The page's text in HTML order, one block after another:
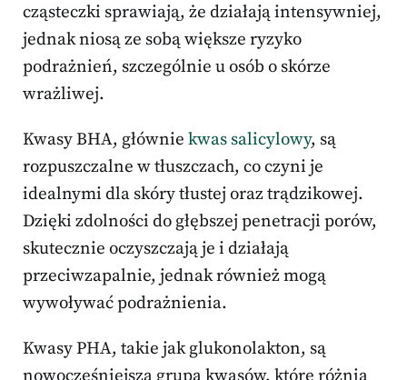
cząsteczki sprawiają, że działają intensywniej,
jednak niosą ze sobą większe ryzyko
podrażnień, szczególnie u osób o skórze
wrażliwej.
Kwasy BHA, głównie kwas salicylowy, są
rozpuszczalne w tłuszczach, co czyni je
idealnymi dla skóry tłustej oraz trądzikowej.
Dzięki zdolności do głębszej penetracji porów,
skutecznie oczyszczają je i działają
przeciwzapalnie, jednak również mogą
wywoływać podrażnienia.
Kwasy PHA, takie jak glukonolakton, są
nowocześniejszą grupą kwasów, które różnią